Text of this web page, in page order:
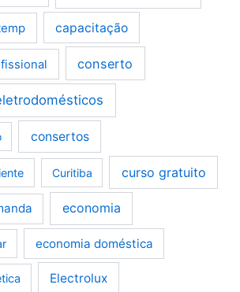
capacitação
conserto
consertos
Curitiba curso gratuito
economia
economia doméstica
Electrolux